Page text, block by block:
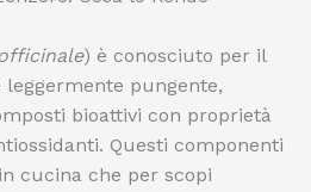
) è conosciuto per il
leggermente pungente,
bioattivi con proprietà
Questi componenti
cucina che per scopi